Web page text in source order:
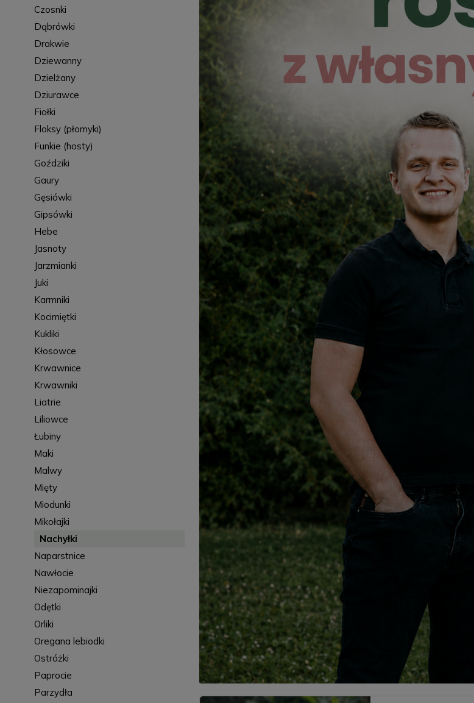
Czosnki
Dąbrówki
Drakwie
Dziewanny
Dzielżany
Dziurawce
Fiołki
Floksy (płomyki)
Funkie (hosty)
Goździki
Gaury
Gęsiówki
Gipsówki
Hebe
Jasnoty
Jarzmianki
Juki
Karmniki
Kocimiętki
Kukliki
Kłosowce
Krwawnice
Krwawniki
Liatrie
Liliowce
Łubiny
Maki
Malwy
Mięty
Miodunki
Mikołajki
Nachyłki
Naparstnice
Nawłocie
Niezapominajki
Odętki
Orliki
Oregana lebiodki
Ostróżki
Paprocie
Parzydła